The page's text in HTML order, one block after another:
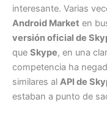
interesante. Varias
Android Market en
versión oficial de
que Skype, en una
competencia ha
similares al API de
estaban a punto de